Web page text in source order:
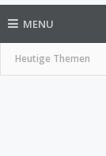
MENU
Heutige Themen